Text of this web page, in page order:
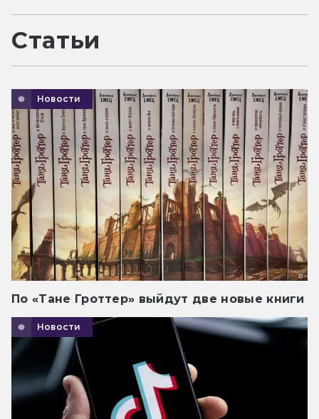
Статьи
Новости
По «Тане Гроттер» выйдут две новые книги
Новости